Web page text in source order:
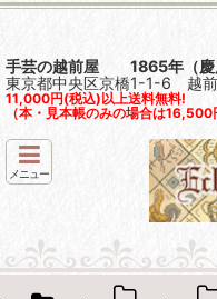
手芸の越前屋 1865年（慶
東京都中央区京橋1-1-6 越
11,000円(税込)以上送料無料!
（本・見本帳のみの場合は
メニュー